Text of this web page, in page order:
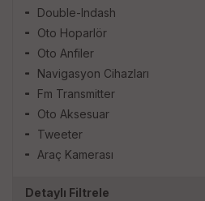
Double-Indash
Oto Hoparlör
Oto Anfiler
Navigasyon Cihazları
Fm Transmitter
Oto Aksesuar
Tweeter
Araç Kamerası
Detaylı Filtrele